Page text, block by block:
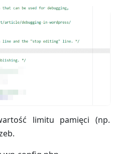
limitu pamięci (np.